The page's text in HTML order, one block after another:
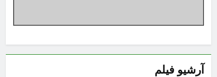
آرشیو فیلم